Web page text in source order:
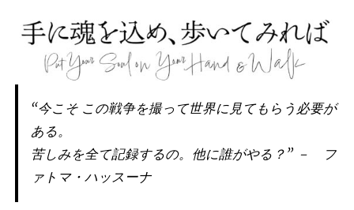
ス
“今こそ この戦争を撮って世界に見てもらう必要が
ある。
苦しみを全て記録するの。他に誰がやる？” － フ
ァトマ・ハッスーナ